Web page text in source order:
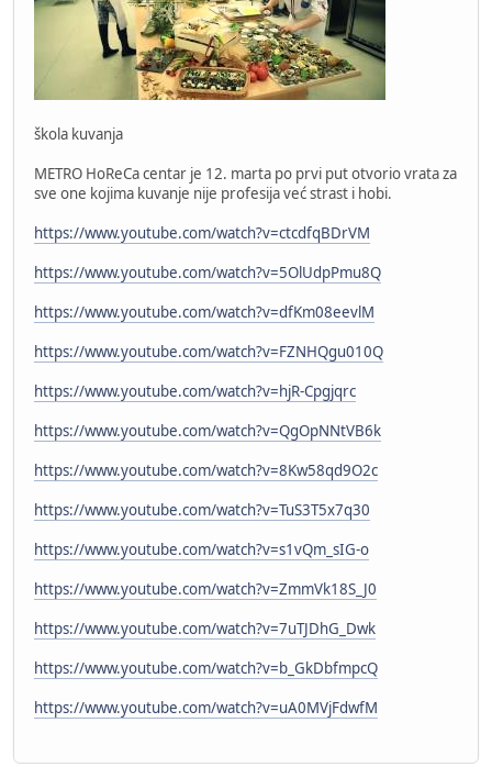
škola kuvanja
METRO HoReCa centar je 12. marta po prvi put otvorio vrata za
sve one kojima kuvanje nije profesija već strast i hobi.
https://www.youtube.com/watch?v=ctcdfqBDrVM
https://www.youtube.com/watch?v=5OlUdpPmu8Q
https://www.youtube.com/watch?v=dfKm08eevlM
https://www.youtube.com/watch?v=FZNHQgu010Q
https://www.youtube.com/watch?v=hjR-Cpgjqrc
https://www.youtube.com/watch?v=QgOpNNtVB6k
https://www.youtube.com/watch?v=8Kw58qd9O2c
https://www.youtube.com/watch?v=TuS3T5x7q30
https://www.youtube.com/watch?v=s1vQm_sIG-o
https://www.youtube.com/watch?v=ZmmVk18S_J0
https://www.youtube.com/watch?v=7uTJDhG_Dwk
https://www.youtube.com/watch?v=b_GkDbfmpcQ
https://www.youtube.com/watch?v=uA0MVjFdwfM